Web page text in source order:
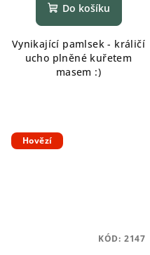
Do košíku
Vynikající pamlsek - králičí
ucho plněné kuřetem
masem :)
Hovězí
KÓD: 2147